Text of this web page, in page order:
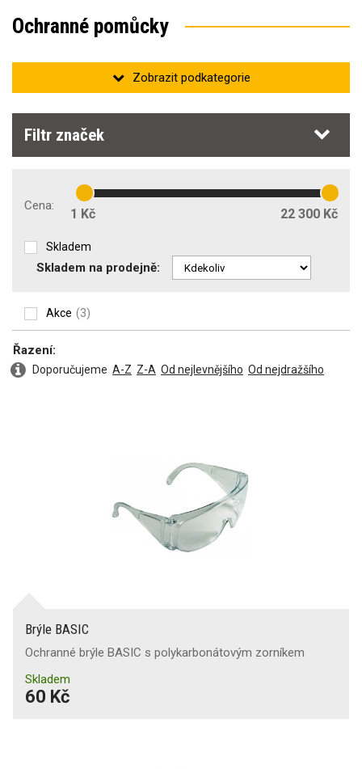
Ochranné pomůcky
Ochrana zraku
Chrániče sluchu
Ochrana dýchacích cest
Ochranné pomůcky COVID-19
Filtr značek
Cena:
1 Kč 22 300 Kč
Skladem
Skladem na prodejně:
Řazení:
Doporučujeme A-Z Z-A Od nejlevnějšího Od nejdražšího
Akce (3)
Brýle BASIC
Ochranné brýle BASIC s polykarbonátovým zorníkem
Skladem
60 Kč